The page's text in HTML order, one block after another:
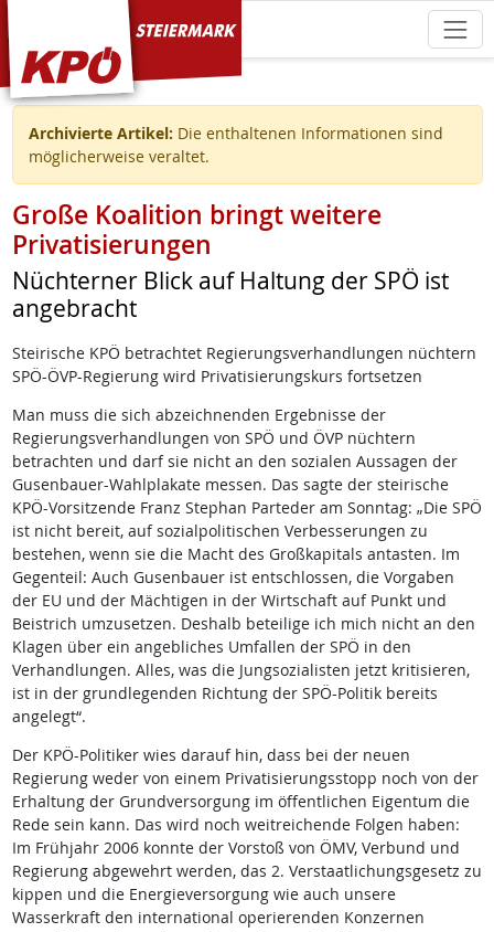
KPÖ Steiermark
Archivierte Artikel: Die enthaltenen Informationen sind
möglicherweise veraltet.
Große Koalition bringt weitere
Privatisierungen
Nüchterner Blick auf Haltung der SPÖ ist
angebracht
Steirische KPÖ betrachtet Regierungsverhandlungen nüchtern
SPÖ-ÖVP-Regierung wird Privatisierungskurs fortsetzen
Man muss die sich abzeichnenden Ergebnisse der
Regierungsverhandlungen von SPÖ und ÖVP nüchtern
betrachten und darf sie nicht an den sozialen Aussagen der
Gusenbauer-Wahlplakate messen. Das sagte der steirische
KPÖ-Vorsitzende Franz Stephan Parteder am Sonntag: „Die SPÖ
ist nicht bereit, auf sozialpolitischen Verbesserungen zu
bestehen, wenn sie die Macht des Großkapitals antasten. Im
Gegenteil: Auch Gusenbauer ist entschlossen, die Vorgaben
der EU und der Mächtigen in der Wirtschaft auf Punkt und
Beistrich umzusetzen. Deshalb beteilige ich mich nicht an den
Klagen über ein angebliches Umfallen der SPÖ in den
Verhandlungen. Alles, was die Jungsozialisten jetzt kritisieren,
ist in der grundlegenden Richtung der SPÖ-Politik bereits
angelegt“.
Der KPÖ-Politiker wies darauf hin, dass bei der neuen
Regierung weder von einem Privatisierungsstopp noch von der
Erhaltung der Grundversorgung im öffentlichen Eigentum die
Rede sein kann. Das wird noch weitreichende Folgen haben:
Im Frühjahr 2006 konnte der Vorstoß von ÖMV, Verbund und
Regierung abgewehrt werden, das 2. Verstaatlichungsgesetz zu
kippen und die Energieversorgung wie auch unsere
Wasserkraft den international operierenden Konzernen